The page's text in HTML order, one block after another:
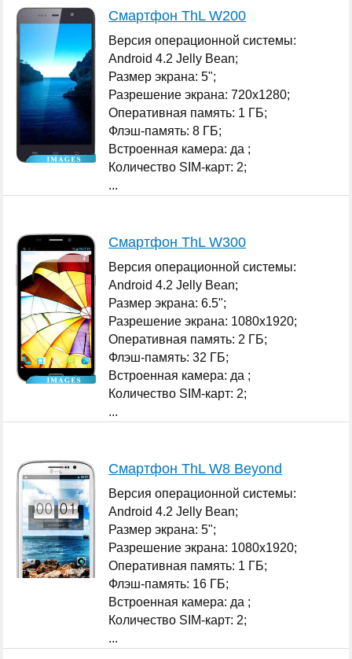
Смартфон ThL W200
Версия операционной системы:
Android 4.2 Jelly Bean;
Размер экрана: 5";
Разрешение экрана: 720x1280;
Оперативная память: 1 ГБ;
Флэш-память: 8 ГБ;
Встроенная камера: да ;
Количество SIM-карт: 2;
...
Смартфон ThL W300
Версия операционной системы:
Android 4.2 Jelly Bean;
Размер экрана: 6.5";
Разрешение экрана: 1080x1920;
Оперативная память: 2 ГБ;
Флэш-память: 32 ГБ;
Встроенная камера: да ;
Количество SIM-карт: 2;
...
Смартфон ThL W8 Beyond
Версия операционной системы:
Android 4.2 Jelly Bean;
Размер экрана: 5";
Разрешение экрана: 1080x1920;
Оперативная память: 1 ГБ;
Флэш-память: 16 ГБ;
Встроенная камера: да ;
Количество SIM-карт: 2;
...